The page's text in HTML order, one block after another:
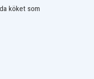
köket som